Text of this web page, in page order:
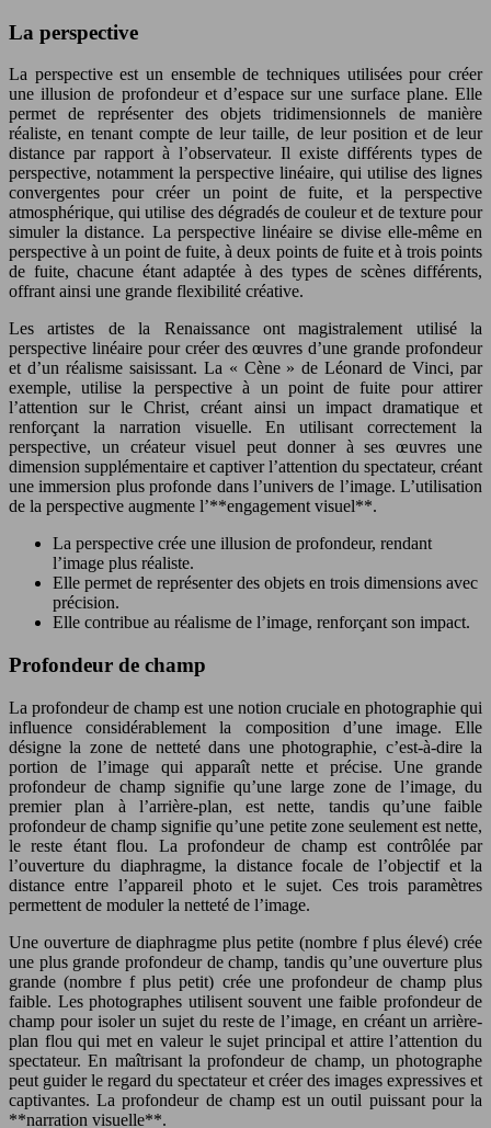
La perspective
La perspective est un ensemble de techniques utilisées pour créer
une illusion de profondeur et d’espace sur une surface plane. Elle
permet de représenter des objets tridimensionnels de manière
réaliste, en tenant compte de leur taille, de leur position et de leur
distance par rapport à l’observateur. Il existe différents types de
perspective, notamment la perspective linéaire, qui utilise des lignes
convergentes pour créer un point de fuite, et la perspective
atmosphérique, qui utilise des dégradés de couleur et de texture pour
simuler la distance. La perspective linéaire se divise elle-même en
perspective à un point de fuite, à deux points de fuite et à trois points
de fuite, chacune étant adaptée à des types de scènes différents,
offrant ainsi une grande flexibilité créative.
Les artistes de la Renaissance ont magistralement utilisé la
perspective linéaire pour créer des œuvres d’une grande profondeur
et d’un réalisme saisissant. La « Cène » de Léonard de Vinci, par
exemple, utilise la perspective à un point de fuite pour attirer
l’attention sur le Christ, créant ainsi un impact dramatique et
renforçant la narration visuelle. En utilisant correctement la
perspective, un créateur visuel peut donner à ses œuvres une
dimension supplémentaire et captiver l’attention du spectateur, créant
une immersion plus profonde dans l’univers de l’image. L’utilisation
de la perspective augmente l’**engagement visuel**.
La perspective crée une illusion de profondeur, rendant
l’image plus réaliste.
Elle permet de représenter des objets en trois dimensions avec
précision.
Elle contribue au réalisme de l’image, renforçant son impact.
Profondeur de champ
La profondeur de champ est une notion cruciale en photographie qui
influence considérablement la composition d’une image. Elle
désigne la zone de netteté dans une photographie, c’est-à-dire la
portion de l’image qui apparaît nette et précise. Une grande
profondeur de champ signifie qu’une large zone de l’image, du
premier plan à l’arrière-plan, est nette, tandis qu’une faible
profondeur de champ signifie qu’une petite zone seulement est nette,
le reste étant flou. La profondeur de champ est contrôlée par
l’ouverture du diaphragme, la distance focale de l’objectif et la
distance entre l’appareil photo et le sujet. Ces trois paramètres
permettent de moduler la netteté de l’image.
Une ouverture de diaphragme plus petite (nombre f plus élevé) crée
une plus grande profondeur de champ, tandis qu’une ouverture plus
grande (nombre f plus petit) crée une profondeur de champ plus
faible. Les photographes utilisent souvent une faible profondeur de
champ pour isoler un sujet du reste de l’image, en créant un arrière-
plan flou qui met en valeur le sujet principal et attire l’attention du
spectateur. En maîtrisant la profondeur de champ, un photographe
peut guider le regard du spectateur et créer des images expressives et
captivantes. La profondeur de champ est un outil puissant pour la
**narration visuelle**.